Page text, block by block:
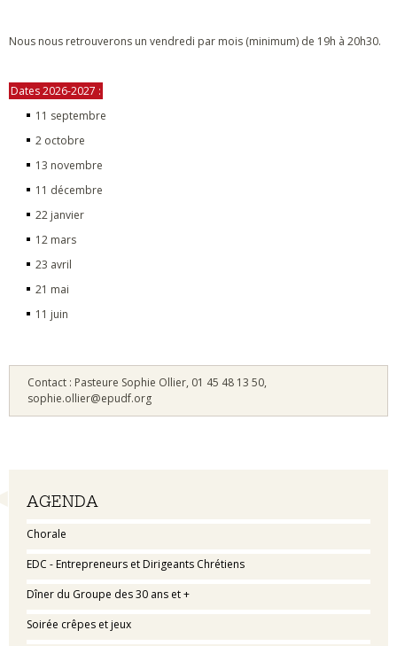
Navigation
AGENDA
Chorale
EDC - Entrepreneurs et Dirigeants Chrétiens
Dîner du Groupe des 30 ans et +
Soirée crêpes et jeux
Nous nous retrouverons un vendredi par mois (minimum) de 19h à 20h30.
Dates 2026-2027 :
11 septembre
2 octobre
13 novembre
11 décembre
22 janvier
12 mars
23 avril
21 mai
11 juin
Contact : Pasteure Sophie Ollier, 01 45 48 13 50,
sophie.ollier@epudf.org